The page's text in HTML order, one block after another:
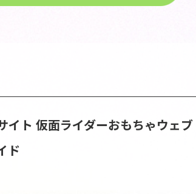
イト 仮面ライダーおもちゃウェ
ド